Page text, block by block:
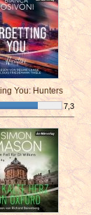
You: Hunters
7,3